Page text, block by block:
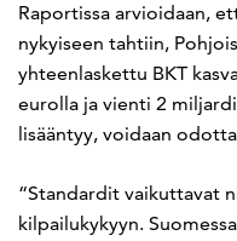
Raportissa arvioidaan,
nykyiseen tahtiin,
yhteenlaskettu BKT
eurolla ja vienti 2
lisääntyy, voidaan
“Standardit vaikuttavat
kilpailukykyyn.